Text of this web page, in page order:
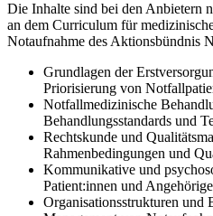
Die Inhalte sind bei den Anbietern
an dem Curriculum für
Notaufnahme des Aktionsbündnis
Grundlagen der
Priorisierung von
Notfallmedizinische
Behandlungsstandards und
Rechtskunde und
Rahmenbedingungen und
Kommunikative und
Patient:innen und
Organisationsstrukturen und